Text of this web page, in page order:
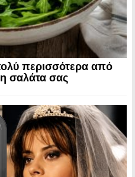
περισσότερα από
σαλάτα σας